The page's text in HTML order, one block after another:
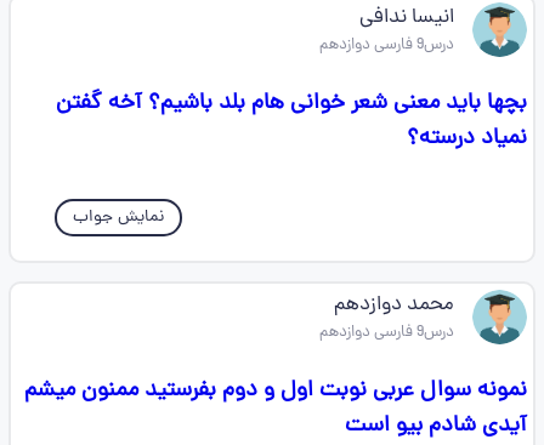
انیسا ندافی
درس9 فارسی دوازدهم
بچها باید معنی شعر خوانی هام بلد باشیم؟ آخه گفتن
نمیاد درسته؟
نمایش جواب
محمد دوازدهم
درس9 فارسی دوازدهم
نمونه سوال عربی نوبت اول و دوم بفرستید ممنون میشم
آیدی شادم بیو است